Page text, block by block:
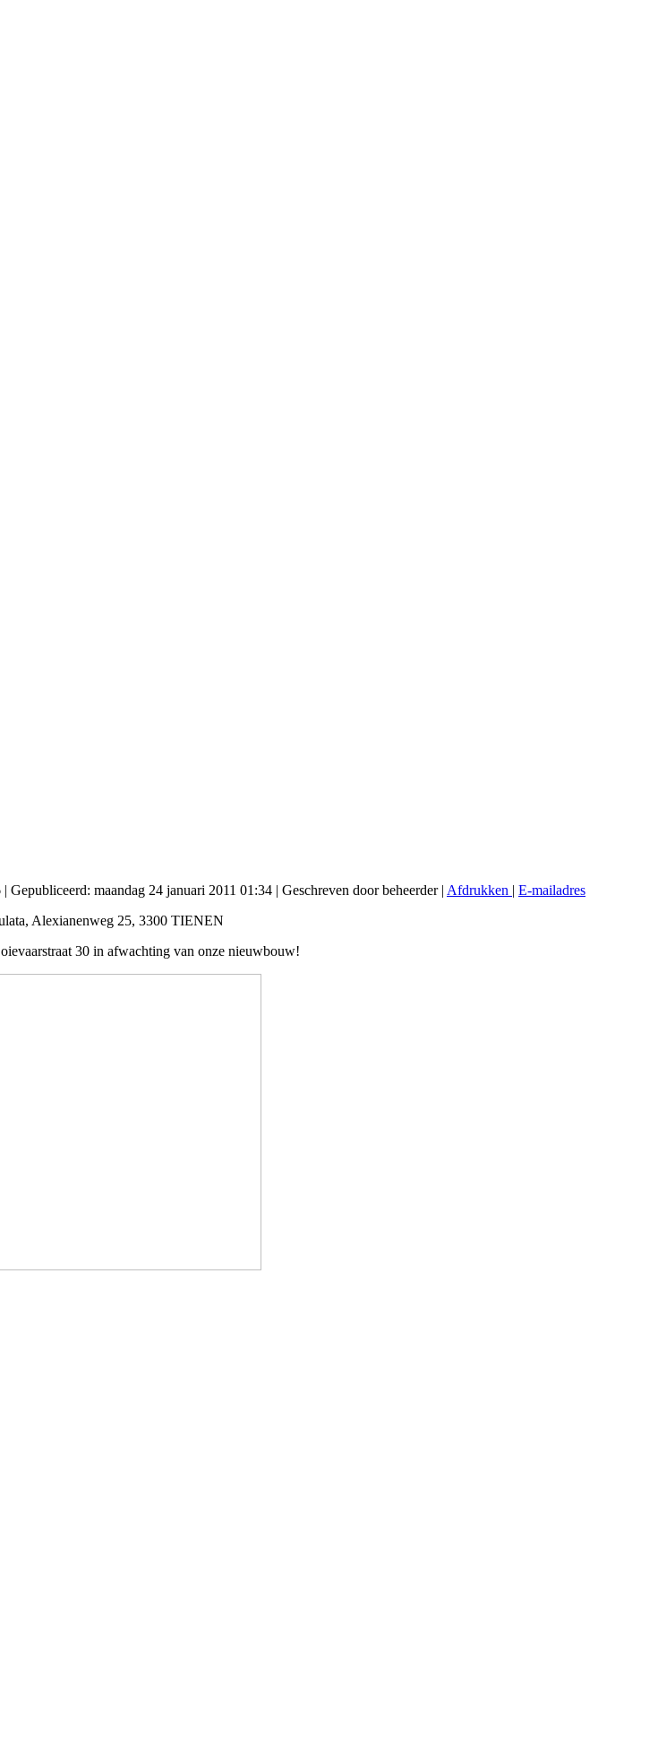
| Gepubliceerd: maandag 24 januari 2011 01:34 | Geschreven door beheerder| Afdrukken | E-mailadres
Alexianenweg 25, 3300 TIENEN
30 in afwachting van onze nieuwbouw!